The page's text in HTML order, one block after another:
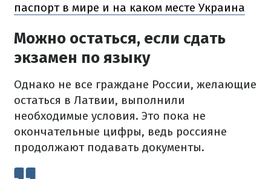
паспорт в мире и на каком месте Украина
Можно остаться, если сдать
экзамен по языку
Однако не все граждане России, желающие
остаться в Латвии, выполнили
необходимые условия. Это пока не
окончательные цифры, ведь россияне
продолжают подавать документы.